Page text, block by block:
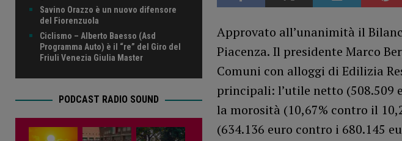
Approvato all’unanimità il
Piacenza. Il presidente Marco
Comuni con alloggi di Edilizia
principali: l’utile netto (508.509
la morosità (10,67% contro il
(634.136 euro contro i 680.145
Savino Orazzo è un nuovo difensore
del Fiorenzuola
Ciclismo – Alberto Baesso (Asd
Programma Auto) è il “re” del Giro del
Friuli Venezia Giulia Master
PODCAST RADIO SOUND